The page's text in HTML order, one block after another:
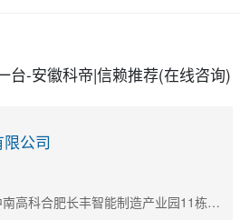
台-安徽科帝|信赖推荐(在线咨询)
公司
公司地址：长丰县凤亭路中南高科合肥长丰智能制造产业园11栋B座